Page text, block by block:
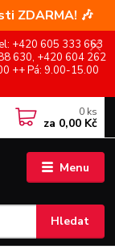
ZDARMA! 🎶
+420 605 333 663
630, +420 604 262
++ Pá: 9.00-15.00
Menu
Hledat
0 ks
za 0,00 Kč